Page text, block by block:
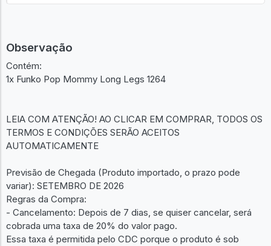
Observação
Contém:
1x Funko Pop Mommy Long Legs 1264
LEIA COM ATENÇÃO! AO CLICAR EM COMPRAR, TODOS OS
TERMOS E CONDIÇÕES SERÃO ACEITOS
AUTOMATICAMENTE
Previsão de Chegada (Produto importado, o prazo pode
variar): SETEMBRO DE 2026
Regras da Compra:
- Cancelamento: Depois de 7 dias, se quiser cancelar, será
cobrada uma taxa de 20% do valor pago.
Essa taxa é permitida pelo CDC porque o produto é sob